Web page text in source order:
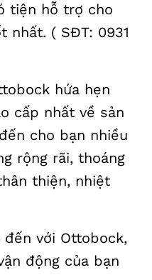
tiện hỗ trợ cho
nhất. ( SĐT: 0931
hứa hẹn
cấp nhất về sản
cho bạn nhiều
rộng rãi, thoáng
thiện, nhiệt
đến với Ottobock,
động của bạn